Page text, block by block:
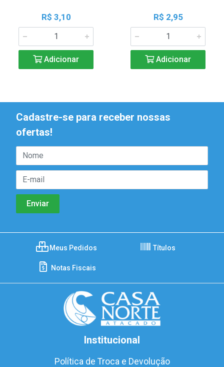
R$ 3,10
Adicionar
R$ 2,95
Adicionar
Cadastre-se para receber nossas
ofertas!
Meus Pedidos Títulos
Notas Fiscais
Institucional
Política de Troca e Devolução